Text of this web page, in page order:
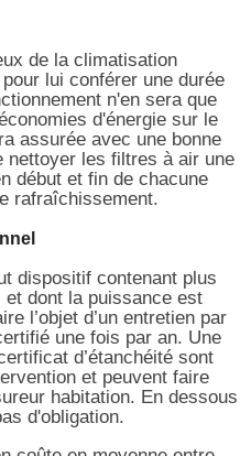
de la climatisation
lui conférer une durée
n'en sera que
d'énergie sur le
assurée avec une bonne
nettoyer les filtres à air une
début et fin de chacune
rafraîchissement.
dispositif contenant plus
dont la puissance est
l’objet d’un entretien par
une fois par an. Une
d’étanchéité sont
et peuvent faire
habitation. En dessous
d'obligation.